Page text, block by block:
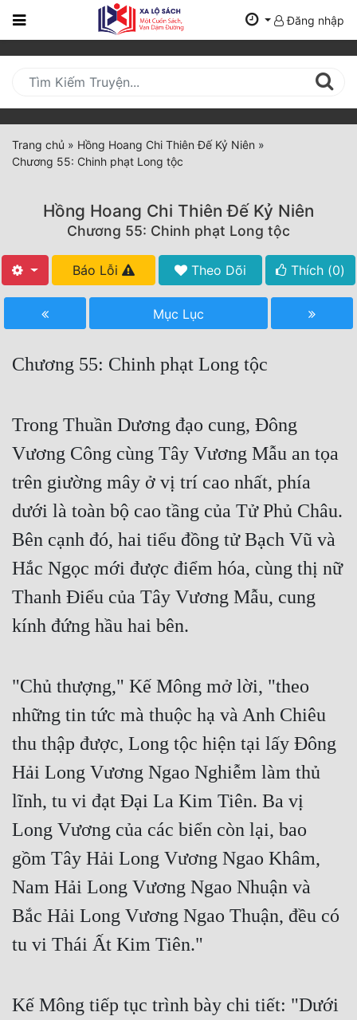
Trang
Mới
Cập
Nhật
(current)
Thể Loại
Tất Cả
Hoàn Thành
Truyện Convert
Truyện Dịch
Truyện Nhập Môn
Truyện ngắn
Xa Lộ Dịch
Cung Đấu
Cổ Tiên Hiệp
Cổ Đại
Dị Giới
Dị Năng
Gia Đấu
Góc Nhìn Nam
Góc Nhìn Nữ
Huyền Nghi
Đăng nhập
Trang chủ » Hồng Hoang Chi Thiên Đế Kỷ Niên »
Chương 55: Chinh phạt Long tộc
Hồng Hoang Chi Thiên Đế Kỷ Niên
Chương 55: Chinh phạt Long tộc
Báo Lỗi Theo Dõi Thích (0)
Mục Lục
Chương 55: Chinh phạt Long tộc
Trong Thuần Dương đạo cung, Đông
Vương Công cùng Tây Vương Mẫu an tọa
trên giường mây ở vị trí cao nhất, phía
dưới là toàn bộ cao tầng của Tử Phủ Châu.
Bên cạnh đó, hai tiểu đồng tử Bạch Vũ và
Hắc Ngọc mới được điểm hóa, cùng thị nữ
Thanh Điểu của Tây Vương Mẫu, cung
kính đứng hầu hai bên.
"Chủ thượng," Kế Mông mở lời, "theo
những tin tức mà thuộc hạ và Anh Chiêu
thu thập được, Long tộc hiện tại lấy Đông
Hải Long Vương Ngao Nghiễm làm thủ
lĩnh, tu vi đạt Đại La Kim Tiên. Ba vị
Long Vương của các biển còn lại, bao
gồm Tây Hải Long Vương Ngao Khâm,
Nam Hải Long Vương Ngao Nhuận và
Bắc Hải Long Vương Ngao Thuận, đều có
tu vi Thái Ất Kim Tiên."
Kế Mông tiếp tục trình bày chi tiết: "Dưới